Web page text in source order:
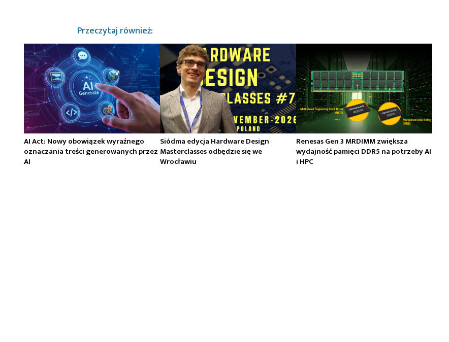
Przeczytaj również:
AI Act: Nowy obowiązek wyraźnego
oznaczania treści generowanych przez
AI
Siódma edycja Hardware Design
Masterclasses odbędzie się we
Wrocławiu
Renesas Gen 3 MRDIMM zwiększa
wydajność pamięci DDR5 na potrzeby AI
i HPC